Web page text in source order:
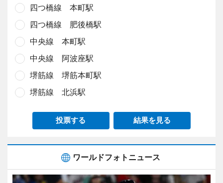
四つ橋線 本町駅
四つ橋線 肥後橋駅
中央線 本町駅
中央線 阿波座駅
堺筋線 堺筋本町駅
堺筋線 北浜駅
投票する 結果を見る
ワールドフォトニュース